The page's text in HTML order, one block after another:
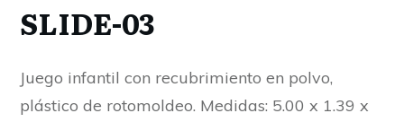
SLIDE-03
Juego infantil con recubrimiento en polvo,
plástico de rotomoldeo. Medidas: 5.00 x 1.39 x